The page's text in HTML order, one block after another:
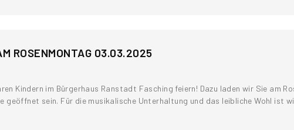
ROSENMONTAG 03.03.2025
Kindern im Bürgerhaus Ranstadt Fasching feiern! Dazu laden wir Sie am
geöffnet sein. Für die musikalische Unterhaltung und das leibliche Wohl ist